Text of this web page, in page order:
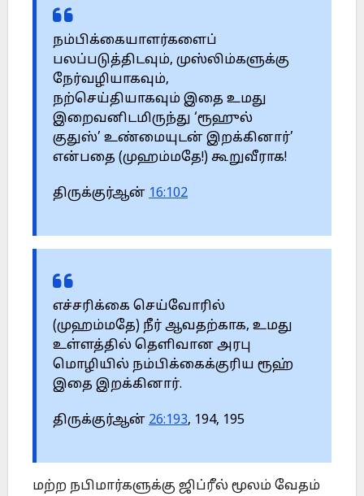
நம்பிக்கையாளர்களைப்
பலப்படுத்திடவும், முஸ்லிம்களுக்கு
நேர்வழியாகவும்,
நற்செய்தியாகவும் இதை உமது
இறைவனிடமிருந்து ‘ரூஹுல்
குதுஸ்’ உண்மையுடன் இறக்கினார்’
என்பதை (முஹம்மதே!) கூறுவீராக!
திருக்குர்ஆன் 16:102
எச்சரிக்கை செய்வோரில்
(முஹம்மதே) நீர் ஆவதற்காக, உமது
உள்ளத்தில் தெளிவான அரபு
மொழியில் நம்பிக்கைக்குரிய ரூஹ்
இதை இறக்கினார்.
திருக்குர்ஆன் 26:193, 194, 195
மற்ற நபிமார்களுக்கு ஜிப்ரீல் மூலம் வேதம்